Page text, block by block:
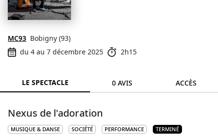
MC93 Bobigny (93)
du 4 au 7 décembre 2025
2h15
LE SPECTACLE 0 AVIS ACCÈS
Nexus de l'adoration
MUSIQUE & DANSE SOCIÉTÉ PERFORMANCE TERMINÉ